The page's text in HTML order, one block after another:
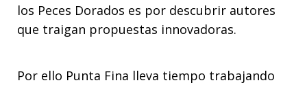
los Peces Dorados es por descubrir autores
que traigan propuestas innovadoras.
Por ello Punta Fina lleva tiempo trabajando